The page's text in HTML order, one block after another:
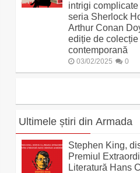
intrigi
seria Sherlock
Arthur Conan
ediție de colecție
contemporană
03/02/2025 0
Ultimele știri din Armada
Stephen King,
Premiul
Literatură Hans